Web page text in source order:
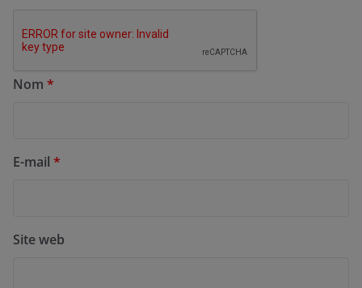
Nom *
E-mail *
Site web